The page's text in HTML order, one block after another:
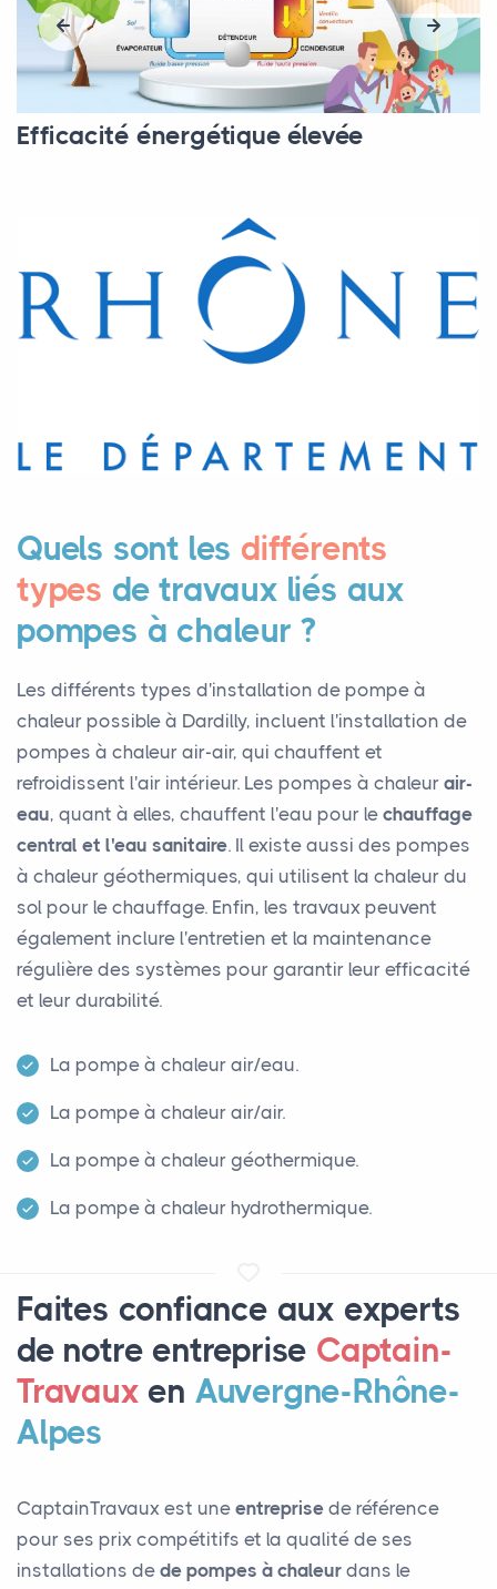
Efficacité énergétique élevée
Quels sont les différents
types de travaux liés aux
pompes à chaleur ?
Les différents types d'installation de pompe à
chaleur possible à Dardilly, incluent l'installation de
pompes à chaleur air-air, qui chauffent et
refroidissent l'air intérieur. Les pompes à chaleur air-
eau, quant à elles, chauffent l'eau pour le chauffage
central et l'eau sanitaire. Il existe aussi des pompes
à chaleur géothermiques, qui utilisent la chaleur du
sol pour le chauffage. Enfin, les travaux peuvent
également inclure l'entretien et la maintenance
régulière des systèmes pour garantir leur efficacité
et leur durabilité.
La pompe à chaleur air/eau.
La pompe à chaleur air/air.
La pompe à chaleur géothermique.
La pompe à chaleur hydrothermique.
Faites confiance aux experts
de notre entreprise Captain-
Travaux en Auvergne-Rhône-
Alpes
CaptainTravaux est une entreprise de référence
pour ses prix compétitifs et la qualité de ses
installations de de pompes à chaleur dans le